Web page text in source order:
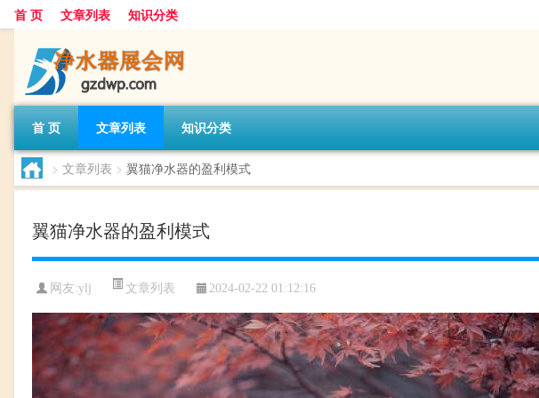
首 页 文章列表 知识分类
首 页 文章列表 知识分类
> 文章列表 > 翼猫净水器的盈利模式
翼猫净水器的盈利模式
网友:ylj 文章列表 2024-02-22 01:12:16